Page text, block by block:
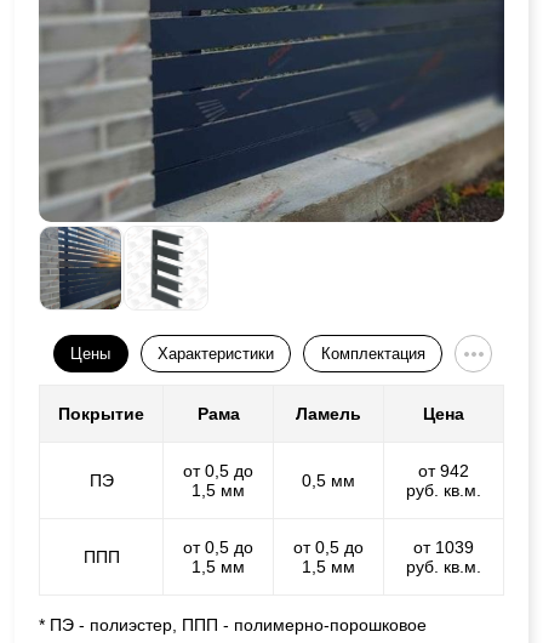
Цены Характеристики Комплектация
Покрытие Рама Ламель Цена
ПЭ
от 0,5 до
1,5 мм
0,5 мм
от 942
руб. кв.м.
ППП
от 0,5 до
1,5 мм
от 0,5 до
1,5 мм
от 1039
руб. кв.м.
* ПЭ - полиэстер, ППП - полимерно-порошковое